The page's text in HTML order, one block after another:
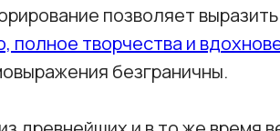
позволяет
полное творчества и
безграничны.